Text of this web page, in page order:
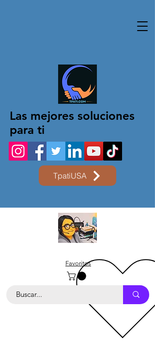
Las mejores soluciones
para ti
TpatiUSA
Favoritos